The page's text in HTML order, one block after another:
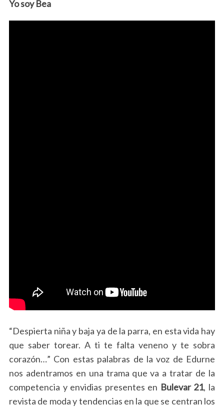
Yo soy Bea
“Despierta niña y baja ya de la parra, en esta vida hay
que saber torear. A ti te falta veneno y te sobra
corazón…” Con estas palabras de la voz de Edurne
nos adentramos en una trama que va a tratar de la
competencia y envidias presentes en Bulevar 21, la
revista de moda y tendencias en la que se centran los